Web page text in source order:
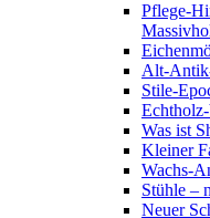
Pflege-
Alt-
Stile-
Was ist
Kleiner
Wachs-
Stühle –
Neuer